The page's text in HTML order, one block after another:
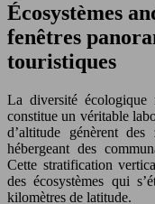
Écosystèmes
fenêtres
touristiques
La diversité écologique
constitue un véritable
d’altitude génèrent des
hébergeant des
Cette stratification
des écosystèmes qui
kilomètres de latitude.